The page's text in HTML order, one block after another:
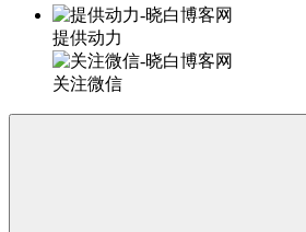
提供动力
关注微信